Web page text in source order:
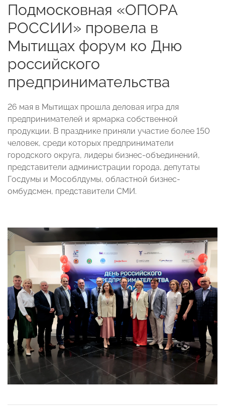
Подмосковная «ОПОРА
РОССИИ» провела в
Мытищах форум ко Дню
российского
предпринимательства
26 мая в Мытищах прошла деловая игра для
предпринимателей и ярмарка собственной
продукции. В празднике приняли участие более 150
человек, среди которых предприниматели
городского округа, лидеры бизнес-объединений,
представители администрации города, депутаты
Госдумы и Мособлдумы, областной бизнес-
омбудсмен, представители СМИ.